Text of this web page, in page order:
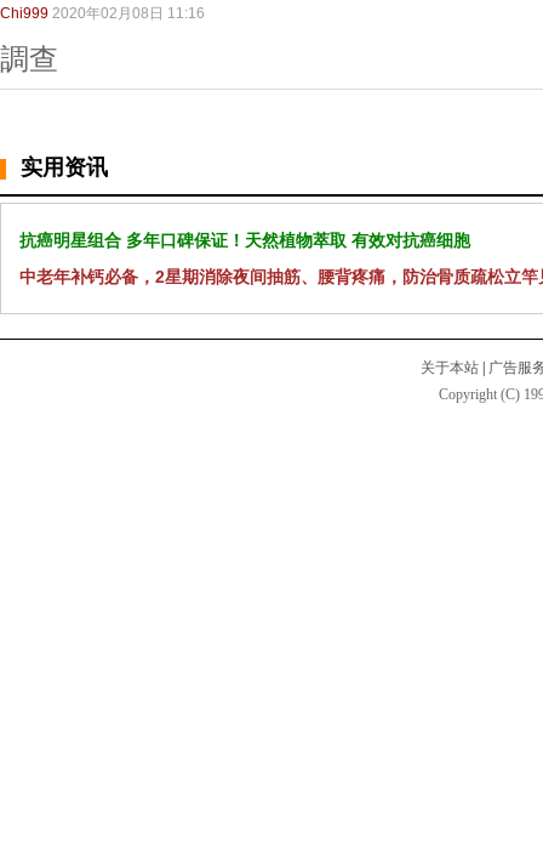
Chi999 2020年02月08日 11:16
調查
实用资讯
抗癌明星组合 多年口碑保证！天然植物萃取 有效对抗癌细胞
中老年补钙必备，2星期消除夜间抽筋、腰背疼痛，防治骨质疏松立竿
关于本站
广告服
Copyright (C)